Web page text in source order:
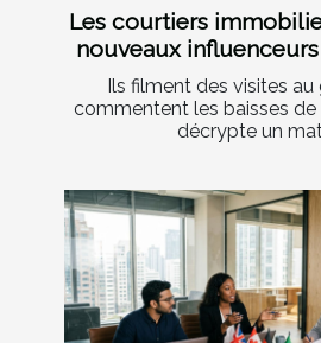
Les courtiers
nouveaux
Ils filment des visites au
commentent les baisses
décrypte un